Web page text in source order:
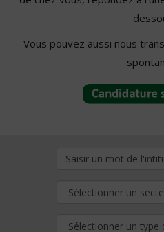
Vous pouvez aussi nous